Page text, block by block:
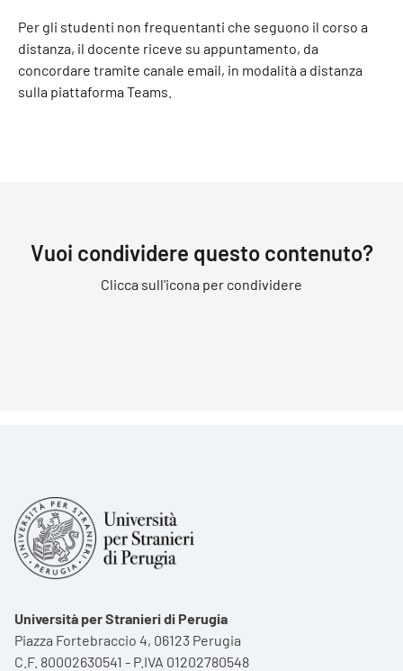
Per gli studenti non frequentanti che seguono il corso a
distanza, il docente riceve su appuntamento, da
concordare tramite canale email, in modalità a distanza
sulla piattaforma Teams.
Vuoi condividere questo contenuto?
Clicca sull'icona per condividere
Università per Stranieri di Perugia
Piazza Fortebraccio 4, 06123 Perugia
C.F. 80002630541 - P.IVA 01202780548